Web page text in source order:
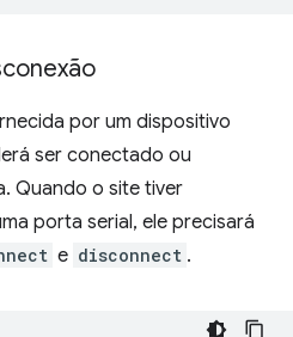
por um dispositivo
ser conectado ou
Quando o site tiver
porta serial, ele precisará
e disconnect .